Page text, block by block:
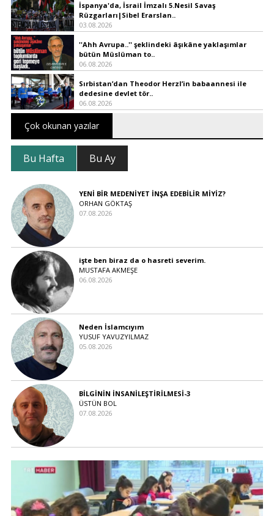
İspanya'da, İsrail İmzalı 5.Nesil Savaş
Rüzgarları|Sibel Erarslan..
03.08.2026
''Ahh Avrupa..'' şeklindeki âşıkâne yaklaşımlar
bütün Müslüman to..
06.08.2026
Sırbistan’dan Theodor Herzl’in babaannesi ile
dedesine devlet tör..
06.08.2026
Çok okunan yazılar
Bu Hafta Bu Ay
YENİ BİR MEDENİYET İNŞA EDEBİLİR MİYİZ?
ORHAN GÖKTAŞ
07.08.2026
işte ben biraz da o hasreti severim.
MUSTAFA AKMEŞE
06.08.2026
Neden İslamcıyım
YUSUF YAVUZYILMAZ
05.08.2026
BİLGİNİN İNSANİLEŞTİRİLMESİ-3
ÜSTÜN BOL
07.08.2026